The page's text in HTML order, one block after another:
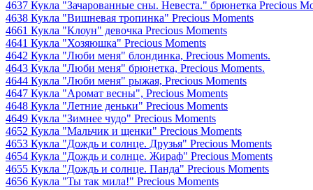
4637 Кукла "Зачарованные сны. Невеста." брюнетка Precious
4638 Кукла "Вишневая тропинка" Precious Moments
4661 Кукла "Клоун" девочка Precious Moments
4641 Кукла "Хозяюшка" Precious Moments
4642 Кукла "Люби меня" блондинка, Precious Moments.
4643 Кукла "Люби меня" брюнетка, Precious Moments.
4644 Кукла "Люби меня" рыжая, Precious Moments
4647 Кукла "Аромат весны", Precious Moments
4648 Кукла "Летние деньки" Precious Moments
4649 Кукла "Зимнее чудо" Precious Moments
4652 Кукла "Мальчик и щенки" Precious Moments
4653 Кукла "Дождь и солнце. Друзья" Precious Moments
4654 Кукла "Дождь и солнце. Жираф" Precious Moments
4655 Кукла "Дождь и солнце. Панда" Precious Moments
4656 Кукла "Ты так мила!" Precious Moments